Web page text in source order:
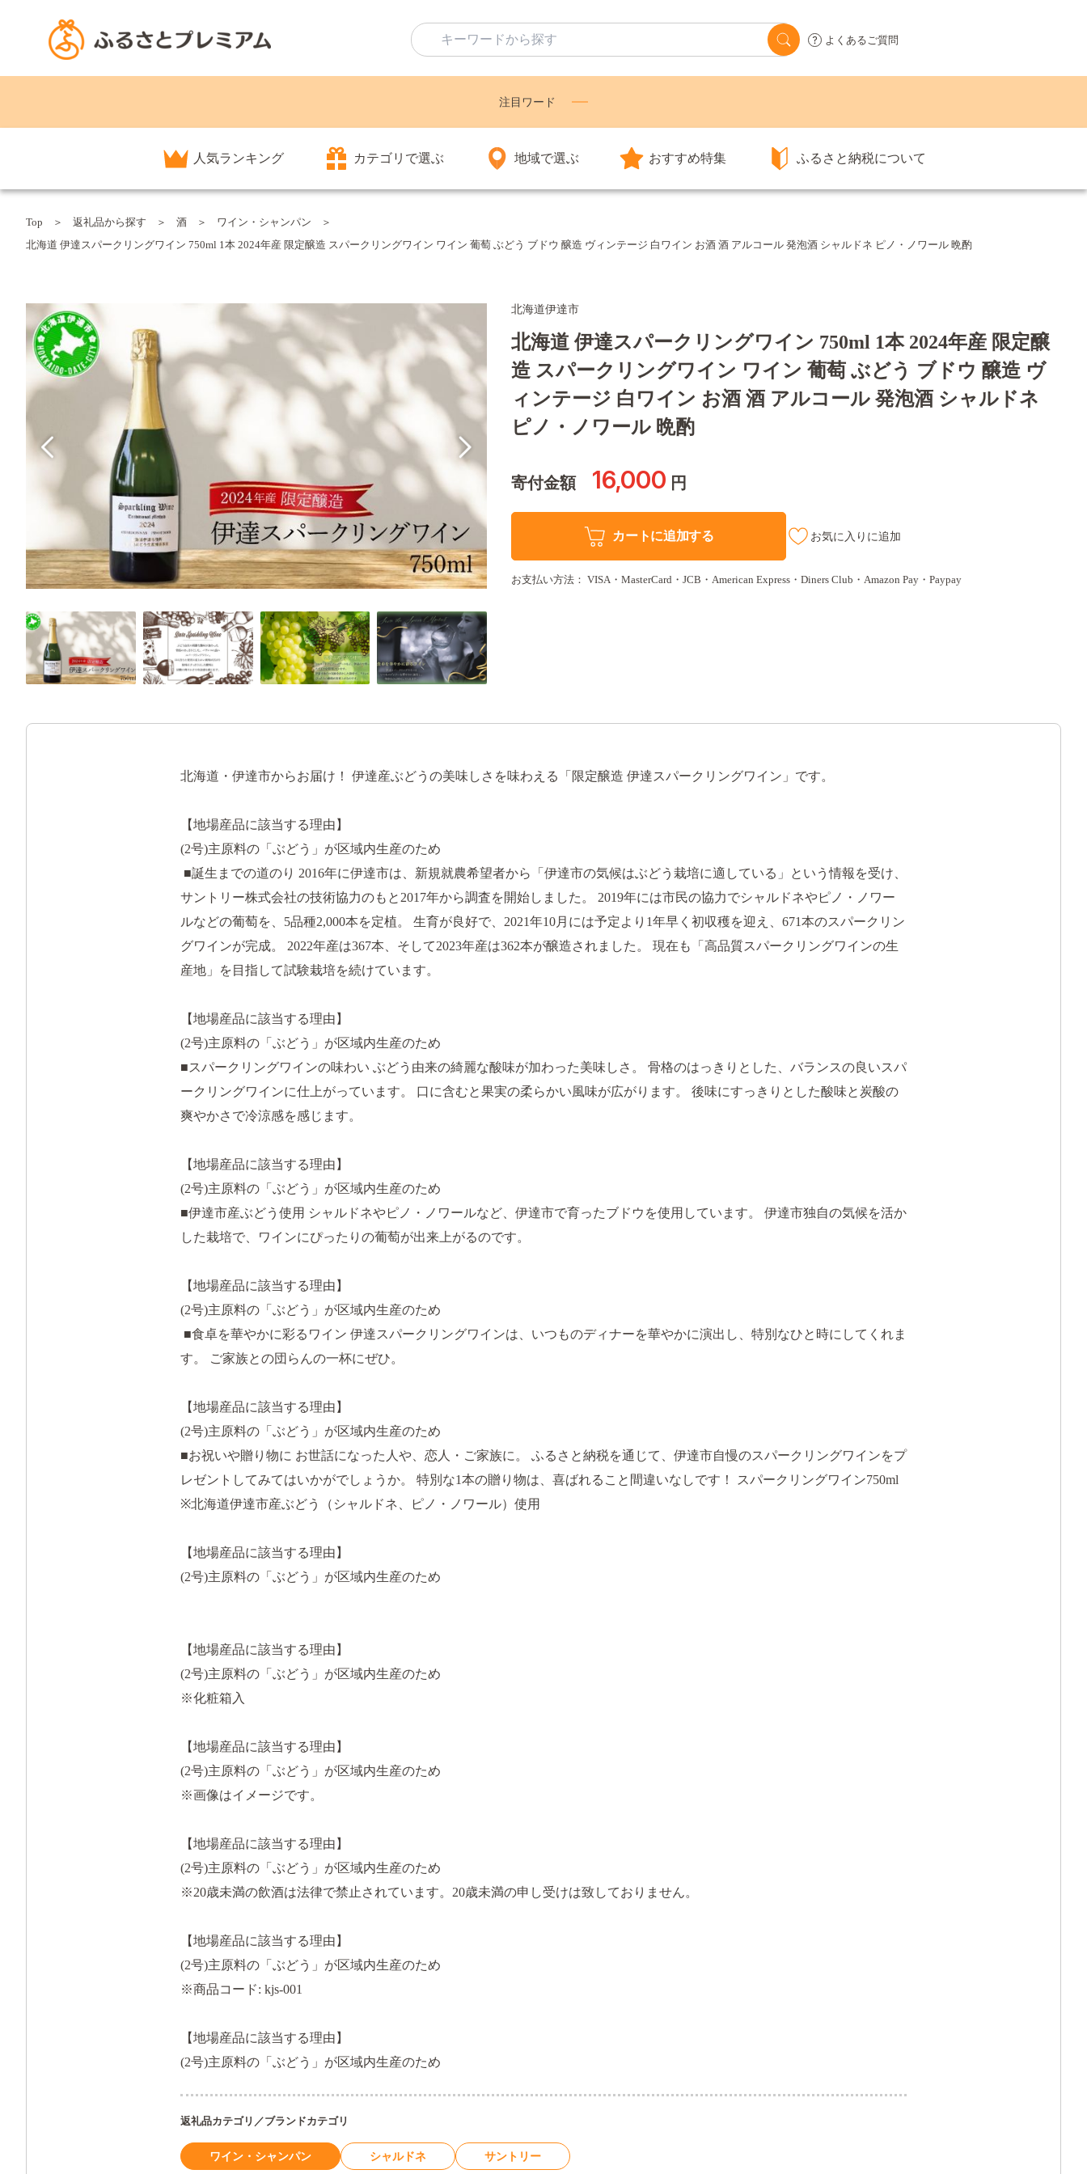
よくあるご質問
注目ワード
人気ランキング カテゴリで選ぶ 地域で選ぶ おすすめ特集 ふるさと納税について
Top 返礼品から探す 酒
ワイン・シャンパン
北海道 伊達スパークリングワイン 750ml 1本 2024年産 限定醸造 スパークリングワイン ワイン 葡萄 ぶどう ブドウ 醸造 ヴィンテージ 白ワイン お酒 酒 アルコール 発泡酒 シャルドネ ピノ・ノワール 晩酌
北海道伊達市
北海道 伊達スパークリングワイン 750ml 1本 2024年産 限定醸
造 スパークリングワイン ワイン 葡萄 ぶどう ブドウ 醸造 ヴ
ィンテージ 白ワイン お酒 酒 アルコール 発泡酒 シャルドネ
ピノ・ノワール 晩酌
寄付金額 16,000 円
カートに追加する お気に入りに追加
お支払い方法： VISA・MasterCard・JCB・American Express・Diners Club・Amazon Pay・Paypay
北海道・伊達市からお届け！ 伊達産ぶどうの美味しさを味わえる「限定醸造 伊達スパークリングワイン」です。
【地場産品に該当する理由】
(2号)主原料の「ぶどう」が区域内生産のため
■誕生までの道のり 2016年に伊達市は、新規就農希望者から「伊達市の気候はぶどう栽培に適している」という情報を受け、
サントリー株式会社の技術協力のもと2017年から調査を開始しました。 2019年には市民の協力でシャルドネやピノ・ノワー
ルなどの葡萄を、5品種2,000本を定植。 生育が良好で、2021年10月には予定より1年早く初収穫を迎え、671本のスパークリン
グワインが完成。 2022年産は367本、そして2023年産は362本が醸造されました。 現在も「高品質スパークリングワインの生
産地」を目指して試験栽培を続けています。
【地場産品に該当する理由】
(2号)主原料の「ぶどう」が区域内生産のため
■スパークリングワインの味わい ぶどう由来の綺麗な酸味が加わった美味しさ。 骨格のはっきりとした、バランスの良いスパ
ークリングワインに仕上がっています。 口に含むと果実の柔らかい風味が広がります。 後味にすっきりとした酸味と炭酸の
爽やかさで冷涼感を感じます。
【地場産品に該当する理由】
(2号)主原料の「ぶどう」が区域内生産のため
■伊達市産ぶどう使用 シャルドネやピノ・ノワールなど、伊達市で育ったブドウを使用しています。 伊達市独自の気候を活か
した栽培で、ワインにぴったりの葡萄が出来上がるのです。
【地場産品に該当する理由】
(2号)主原料の「ぶどう」が区域内生産のため
■食卓を華やかに彩るワイン 伊達スパークリングワインは、いつものディナーを華やかに演出し、特別なひと時にしてくれま
す。 ご家族との団らんの一杯にぜひ。
【地場産品に該当する理由】
(2号)主原料の「ぶどう」が区域内生産のため
■お祝いや贈り物に お世話になった人や、恋人・ご家族に。 ふるさと納税を通じて、伊達市自慢のスパークリングワインをプ
レゼントしてみてはいかがでしょうか。 特別な1本の贈り物は、喜ばれること間違いなしです！ スパークリングワイン750ml
※北海道伊達市産ぶどう（シャルドネ、ピノ・ノワール）使用
【地場産品に該当する理由】
(2号)主原料の「ぶどう」が区域内生産のため
【地場産品に該当する理由】
(2号)主原料の「ぶどう」が区域内生産のため
※化粧箱入
【地場産品に該当する理由】
(2号)主原料の「ぶどう」が区域内生産のため
※画像はイメージです。
【地場産品に該当する理由】
(2号)主原料の「ぶどう」が区域内生産のため
※20歳未満の飲酒は法律で禁止されています。20歳未満の申し受けは致しておりません。
【地場産品に該当する理由】
(2号)主原料の「ぶどう」が区域内生産のため
※商品コード: kjs-001
【地場産品に該当する理由】
(2号)主原料の「ぶどう」が区域内生産のため
返礼品カテゴリ／ブランドカテゴリ
ワイン・シャンパン シャルドネ サントリー